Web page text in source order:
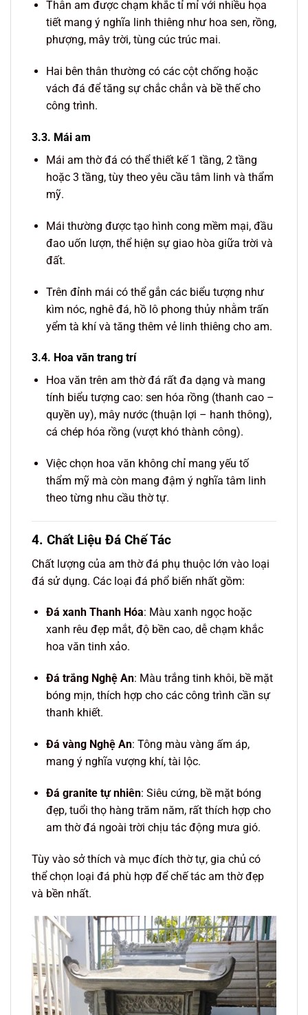
Thân am được chạm khắc tỉ mỉ với nhiều họa
tiết mang ý nghĩa linh thiêng như hoa sen, rồng,
phượng, mây trời, tùng cúc trúc mai.
Hai bên thân thường có các cột chống hoặc
vách đá để tăng sự chắc chắn và bề thế cho
công trình.
3.3. Mái am
Mái am thờ đá có thể thiết kế 1 tầng, 2 tầng
hoặc 3 tầng, tùy theo yêu cầu tâm linh và thẩm
mỹ.
Mái thường được tạo hình cong mềm mại, đầu
đao uốn lượn, thể hiện sự giao hòa giữa trời và
đất.
Trên đỉnh mái có thể gắn các biểu tượng như
kìm nóc, nghê đá, hồ lô phong thủy nhằm trấn
yểm tà khí và tăng thêm vẻ linh thiêng cho am.
3.4. Hoa văn trang trí
Hoa văn trên am thờ đá rất đa dạng và mang
tính biểu tượng cao: sen hóa rồng (thanh cao –
quyền uy), mây nước (thuận lợi – hanh thông),
cá chép hóa rồng (vượt khó thành công).
Việc chọn hoa văn không chỉ mang yếu tố
thẩm mỹ mà còn mang đậm ý nghĩa tâm linh
theo từng nhu cầu thờ tự.
4. Chất Liệu Đá Chế Tác
Chất lượng của am thờ đá phụ thuộc lớn vào loại
đá sử dụng. Các loại đá phổ biến nhất gồm:
Đá xanh Thanh Hóa: Màu xanh ngọc hoặc
xanh rêu đẹp mắt, độ bền cao, dễ chạm khắc
hoa văn tinh xảo.
Đá trắng Nghệ An: Màu trắng tinh khôi, bề mặt
bóng mịn, thích hợp cho các công trình cần sự
thanh khiết.
Đá vàng Nghệ An: Tông màu vàng ấm áp,
mang ý nghĩa vượng khí, tài lộc.
Đá granite tự nhiên: Siêu cứng, bề mặt bóng
đẹp, tuổi thọ hàng trăm năm, rất thích hợp cho
am thờ đá ngoài trời chịu tác động mưa gió.
Tùy vào sở thích và mục đích thờ tự, gia chủ có
thể chọn loại đá phù hợp để chế tác am thờ đẹp
và bền nhất.